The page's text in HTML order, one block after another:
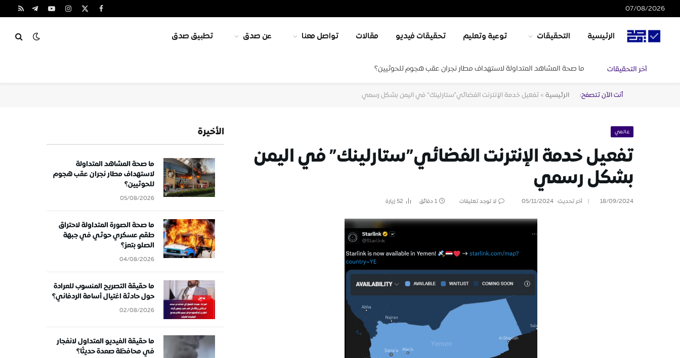
07/08/2026 فيسبوك
X
الانستغراميوتيوبتيلقرامRSS
الرئيسية التحقيقات توعية وتعليم تحقيقات فيديو مقالات تواصل معنا عن صدق تطبيق صدق
آخر التحقيقات ما صحة المشاهد المتداولة لاستهداف مطار نجران عقب هجوم للحوثيين؟
أنت الآن تتصفح: الرئيسية»تفعيل خدمة الإنترنت الفضائي”ستارلينك” في اليمن بشكل رسمي
عالمي
تفعيل خدمة الإنترنت الفضائي”ستارلينك” في اليمن
بشكل رسمي
18/09/2024 آخر تحديث: 05/11/2024 لا توجد تعليقات 1 دقائق 52زيارة
الأخيرة
ما صحة المشاهد المتداولة
لاستهداف مطار نجران عقب هجوم
للحوثيين؟
05/08/2026
ما صحة الصورة المتداولة لاحتراق
طقم عسكري حوثي في جبهة
الصلو بتعز؟
04/08/2026
ما حقيقة التصريح المنسوب للعرادة
حول حادثة اغتيال أسامة الردفاني؟
02/08/2026
ما حقيقة الفيديو المتداول لانفجار
في محافظة صعدة حديثًا؟